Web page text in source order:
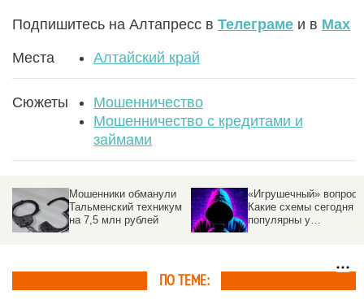
Подпишитесь на Алтапресс в Телеграме и в Max
Места Алтайский край
Сюжеты
Мошенничество
Мошенничество с кредитами и
займами
Мошенники обманули
Тальменский техникум
на 7,5 млн рублей
«Игрушечный» вопрос.
Какие схемы сегодня
популярны у
ПО ТЕМЕ: